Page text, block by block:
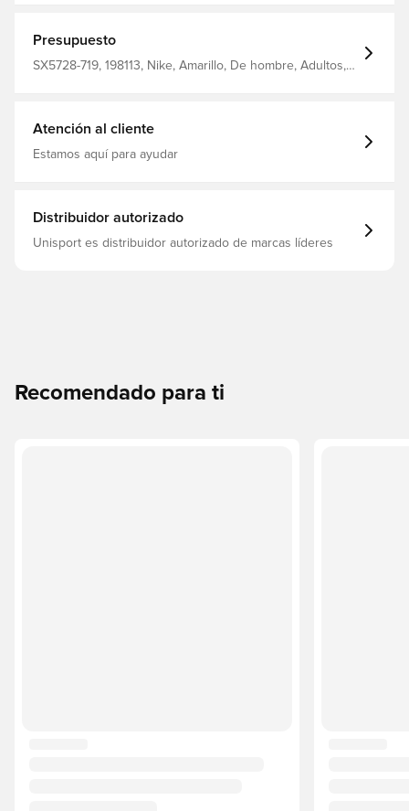
Presupuesto
SX5728-719, 198113, Nike, Amarillo, De hombre, Adultos,
Atención al cliente
Estamos aquí para ayudar
Distribuidor autorizado
Unisport es distribuidor autorizado de marcas líderes
Recomendado para ti